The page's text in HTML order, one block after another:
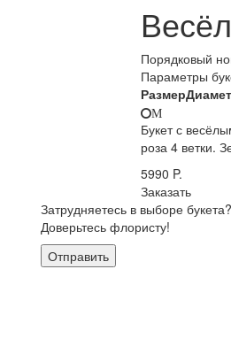
Порядковый
Параметры
Размер
M
Букет с
роза 4 ветки.
5990 P.
Заказать
Затрудняетесь в выборе букета?
Доверьтесь флористу!